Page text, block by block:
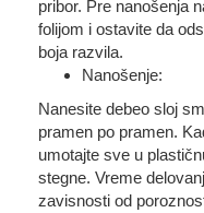
pribor. Pre nanošenja
folijom i ostavite da
boja razvila.
Nanošenje:
Nanesite debeo sloj
pramen po pramen.
umotajte sve u
stegne. Vreme
zavisnosti od